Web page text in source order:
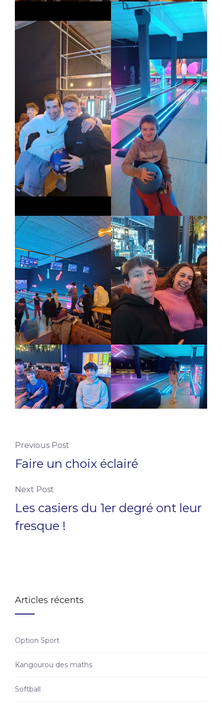
Previous Post
Faire un choix éclairé
Next Post
Les casiers du 1er degré ont leur
fresque !
Articles récents
Option Sport
Kangourou des maths
Softball